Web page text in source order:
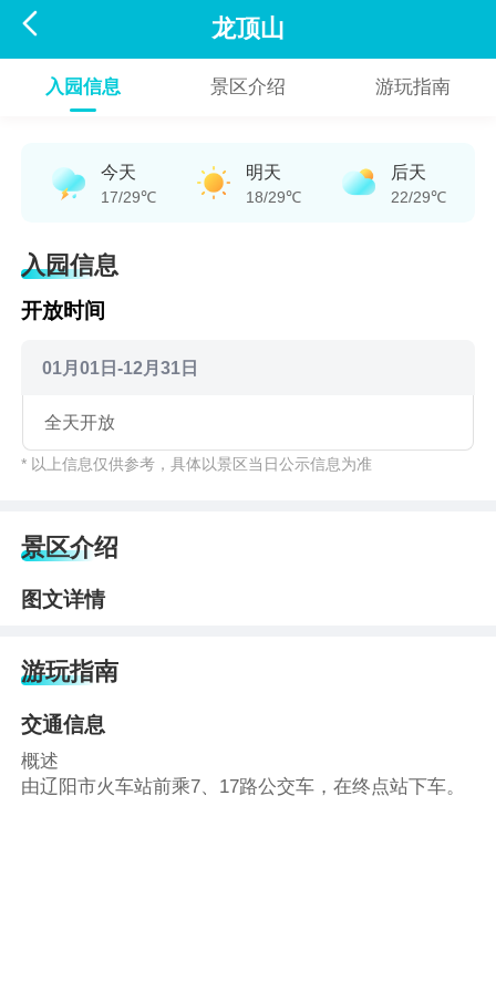
 龙顶山
入园信息 景区介绍 游玩指南
今天
17/29℃
明天
18/29℃
后天
22/29℃
入园信息
开放时间
01月01日-12月31日
全天开放
* 以上信息仅供参考，具体以景区当日公示信息为准
景区介绍
图文详情
游玩指南
交通信息
概述
由辽阳市火车站前乘7、17路公交车，在终点站下车。